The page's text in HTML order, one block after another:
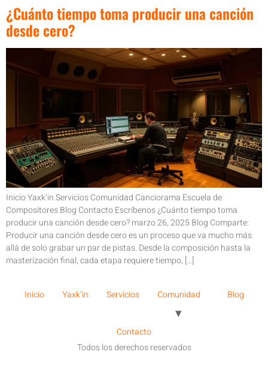
¿Cuánto tiempo toma producir una canción
desde cero?
Inicio Yaxk’in Servicios Comunidad Canciorama Escuela de
Compositores Blog Contacto Escríbenos ¿Cuánto tiempo toma
producir una canción desde cero? marzo 26, 2025 Blog Comparte:
Producir una canción desde cero es un proceso que va mucho más
allá de solo grabar un par de pistas. Desde la composición hasta la
masterización final, cada etapa requiere tiempo, […]
Inicio Yaxk’in Servicios Comunidad Blog
Contacto
Todos los derechos reservados